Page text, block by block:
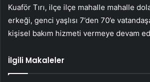
Kuaför Tırı, ilçe ilçe mahalle mahalle
erkeği, genci yaşlısı 7’den 70’e
kişisel bakım hizmeti vermeye devam
İlgili Makaleler